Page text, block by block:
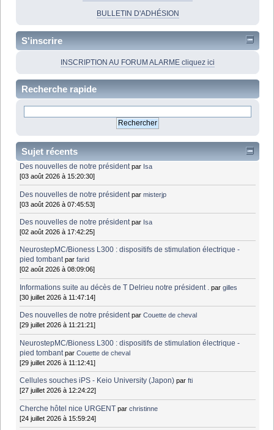
BULLETIN D'ADHÉSION
S'inscrire
INSCRIPTION AU FORUM ALARME cliquez ici
Recherche rapide
Sujet récents
Des nouvelles de notre président par Isa
[03 août 2026 à 15:20:30]
Des nouvelles de notre président parmisterjp
[03 août 2026 à 07:45:53]
Des nouvelles de notre président par Isa
[02 août 2026 à 17:42:25]
NeurostepMC/Bioness L300 : dispositifs de stimulation électrique -
pied tombant parfarid
[02 août 2026 à 08:09:06]
Informations suite au décès de T Delrieu notre président . pargilles
[30 juillet 2026 à 11:47:14]
Des nouvelles de notre président parCouette de cheval
[29 juillet 2026 à 11:21:21]
NeurostepMC/Bioness L300 : dispositifs de stimulation électrique -
pied tombant parCouette de cheval
[29 juillet 2026 à 11:12:41]
Cellules souches iPS - Keio University (Japon) parfti
[27 juillet 2026 à 12:24:22]
Cherche hôtel nice URGENT parchristinne
[24 juillet 2026 à 15:59:24]